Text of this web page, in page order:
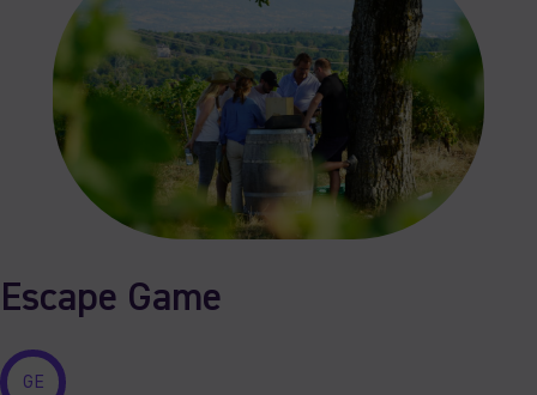
Escape Game
GE